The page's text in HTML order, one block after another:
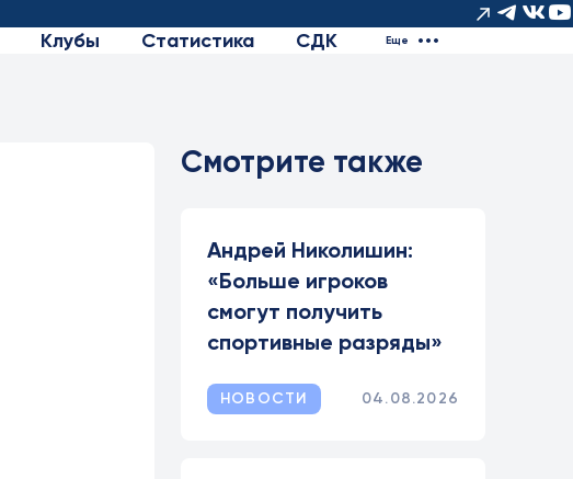
Клубы Статистика СДК Еще
Смотрите также
Андрей Николишин:
«Больше игроков
смогут получить
спортивные разряды»
НОВОСТИ 04.08.2026